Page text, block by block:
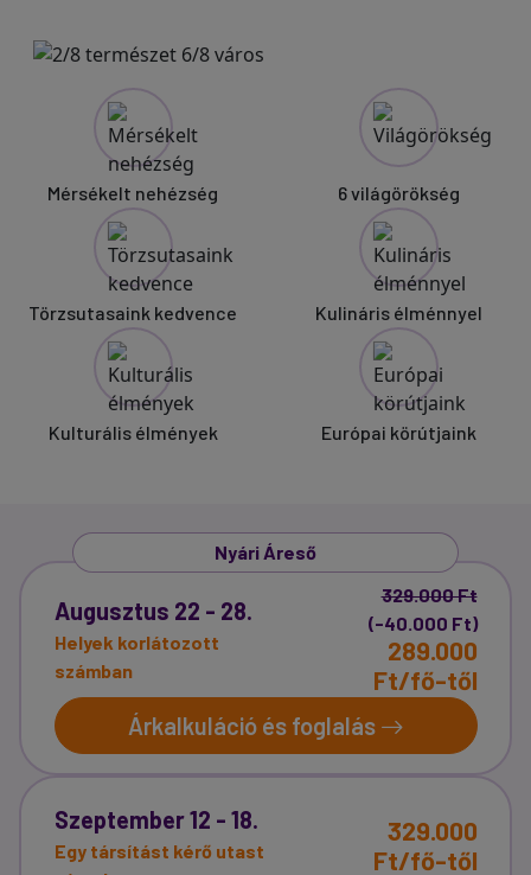
Mérsékelt nehézség 6 világörökség
Törzsutasaink kedvence Kulináris élménnyel
Kulturális élmények Európai körútjaink
Nyári Áreső
Augusztus 22 - 28.
Helyek korlátozott
számban
329.000 Ft
(-40.000 Ft)
289.000
Ft/fő-től
Árkalkuláció és foglalás
Szeptember 12 - 18.
Egy társítást kérő utast
329.000
Ft/fő-től